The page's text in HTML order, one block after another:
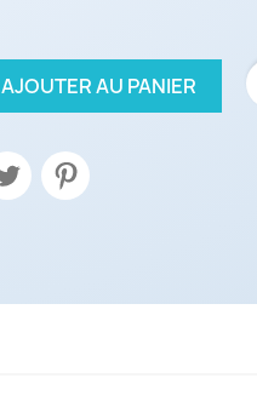
AJOUTER AU PANIER